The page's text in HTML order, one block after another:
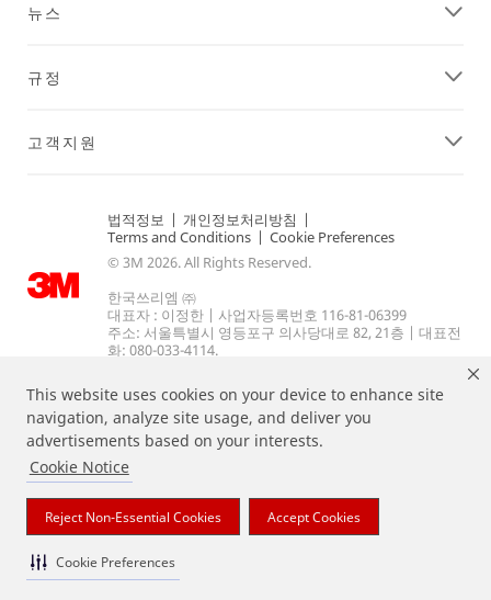
This website uses cookies on your device to enhance site
navigation, analyze site usage, and deliver you
advertisements based on your interests.
Cookie Notice
Reject Non-Essential Cookies Accept Cookies
Cookie Preferences
뉴스
규정
고객지원
법적정보 | 개인정보처리방침 |
Terms and Conditions | Cookie Preferences
© 3M 2026. All Rights Reserved.
한국쓰리엠 ㈜
대표자 : 이정한 | 사업자등록번호 116-81-06399
주소: 서울특별시 영등포구 의사당대로 82, 21층 | 대표전
화: 080-033-4114.
상기 열거된 브랜드는 3M의 상표입니다.